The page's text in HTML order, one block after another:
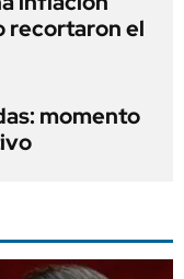
recortaron el
momento